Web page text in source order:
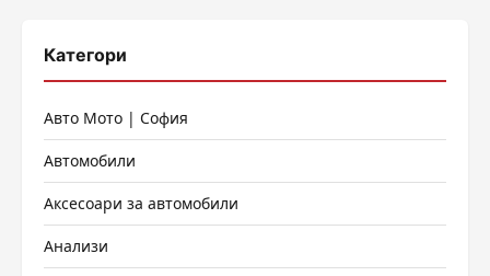
Категори
Авто Мото | София
Автомобили
Аксесоари за автомобили
Анализи